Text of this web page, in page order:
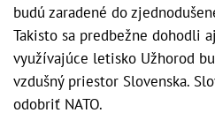
budú zaradené do
Takisto sa predbežne dohodli
využívajúce letisko Užhorod
vzdušný priestor Slovenska.
odobriť NATO.